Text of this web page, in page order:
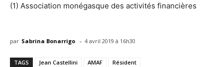
(1) Association monégasque des activités financières
par Sabrina Bonarrigo - 4 avril 2019 à 16h30
TAGS Jean Castellini AMAF Résident